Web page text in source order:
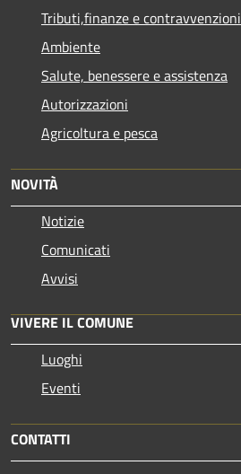
Tributi,finanze e contravvenzioni
Ambiente
Salute, benessere e assistenza
Autorizzazioni
Agricoltura e pesca
NOVITÀ
Notizie
Comunicati
Avvisi
VIVERE IL COMUNE
Luoghi
Eventi
CONTATTI